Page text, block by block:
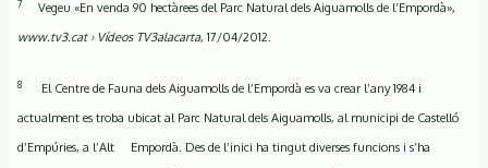
7
Vegeu «En venda 90 hectàrees del Parc Natural dels Aiguamolls de l’Empordà»,
www.tv3.cat › Vídeos TV3alacarta, 17/04/2012.
8
El Centre de Fauna dels Aiguamolls de l’Empordà es va crear l’any 1984 i
actualment es troba ubicat al Parc Natural dels Aiguamolls, al municipi de Castelló
d’Empúries, a l’Alt Empordà. Des de l’inici ha tingut diverses funcions i s’ha